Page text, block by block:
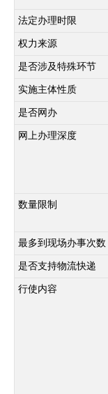
法定办理时限
权力来源
是否涉及特殊环节
实施主体性质
是否网办
网上办理深度
数量限制
最多到现场办事次数
是否支持物流快递
行使内容